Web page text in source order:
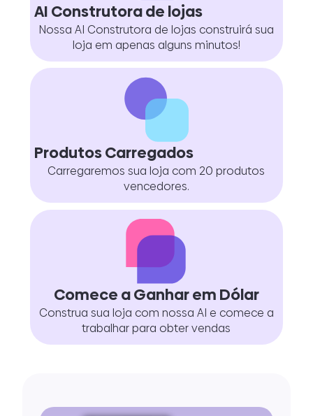
AI Construtora de lojas
Nossa AI Construtora de lojas construirá sua
loja em apenas alguns minutos!
Produtos Carregados
Carregaremos sua loja com 20 produtos
vencedores.
Comece a Ganhar em Dólar
Construa sua loja com nossa AI e comece a
trabalhar para obter vendas